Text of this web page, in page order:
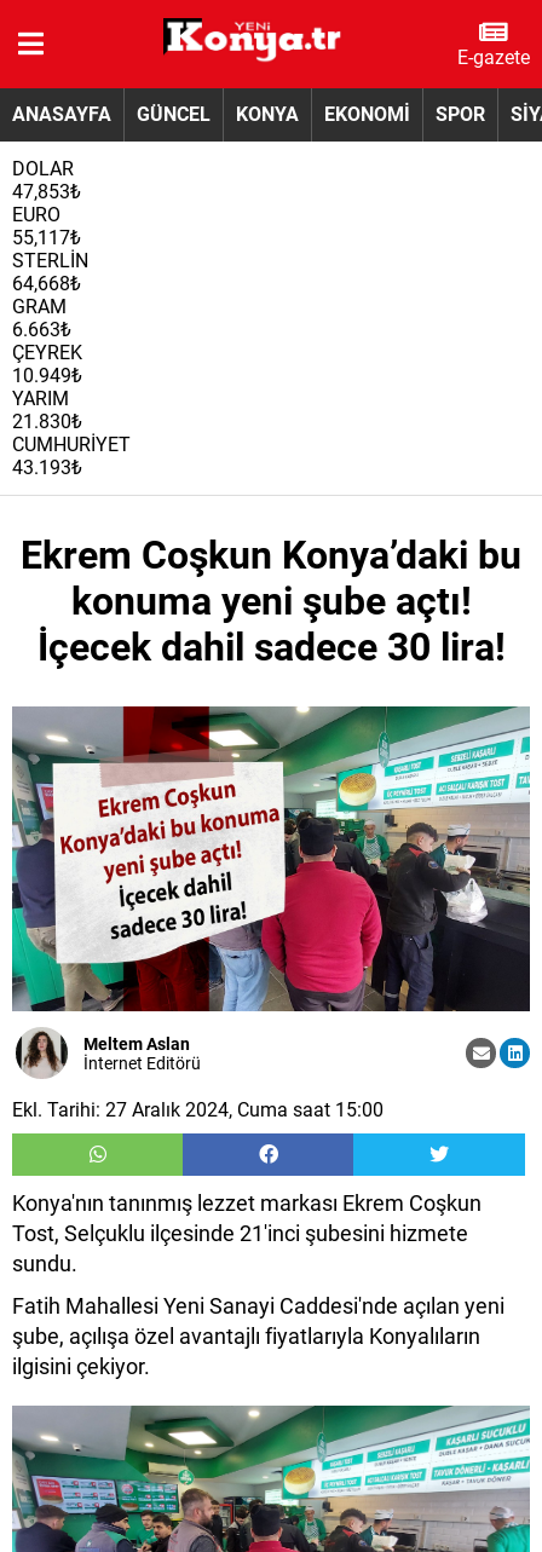
E-gazete
ANASAYFA GÜNCEL KONYA EKONOMİ SPOR
DOLAR
47,853₺
EURO
55,117₺
STERLİN
64,668₺
GRAM
6.663₺
ÇEYREK
10.949₺
YARIM
21.830₺
CUMHURİYET
43.193₺
Ekrem Coşkun Konya’daki bu
konuma yeni şube açtı!
İçecek dahil sadece 30 lira!
Meltem Aslan
İnternet Editörü
Ekl. Tarihi: 27 Aralık 2024, Cuma saat 15:00
Konya'nın tanınmış lezzet markası Ekrem Coşkun
Tost, Selçuklu ilçesinde 21'inci şubesini hizmete
sundu.
Fatih Mahallesi Yeni Sanayi Caddesi'nde açılan yeni
şube, açılışa özel avantajlı fiyatlarıyla Konyalıların
ilgisini çekiyor.